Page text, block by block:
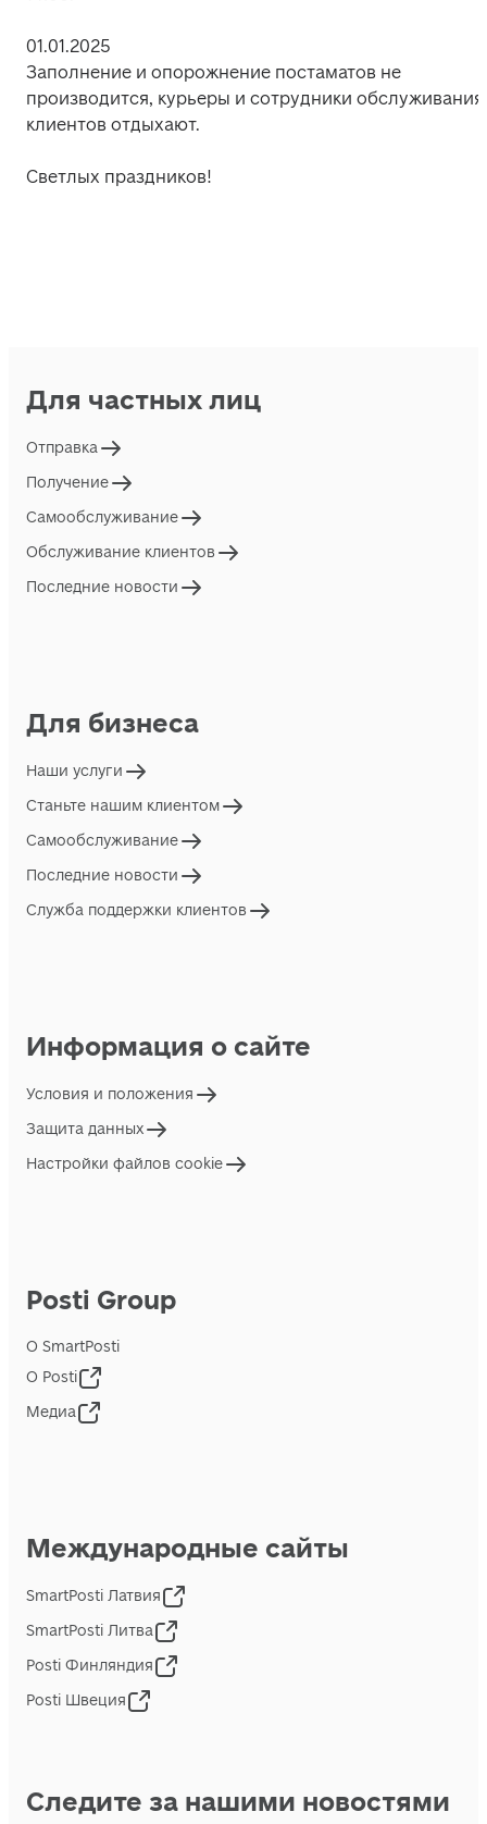
01.01.2025
Заполнение и опорожнение постаматов не
производится, курьеры и сотрудники обслуживания
клиентов отдыхают.
Светлых праздников!
Для частных лиц
Отправка
Получение
Самообслуживание
Обслуживание клиентов
Последние новости
Для бизнеса
Наши услуги
Станьте нашим клиентом
Самообслуживание
Последние новости
Служба поддержки клиентов
Информация о сайте
Условия и положения
Защита данных
Настройки файлов cookie
Posti Group
О SmartPosti
О Posti
Медиа
Международные сайты
SmartPosti Латвия
SmartPosti Литва
Posti Финляндия
Posti Швеция
Следите за нашими новостями